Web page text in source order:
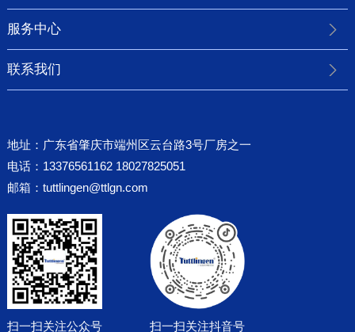
服务中心
联系我们
地址：广东省肇庆市端州区云台路3号厂房之一
电话：13376561162 18027825051
邮箱： tuttlingen@ttlgn.com
扫一扫关注公众号 扫一扫关注抖音号